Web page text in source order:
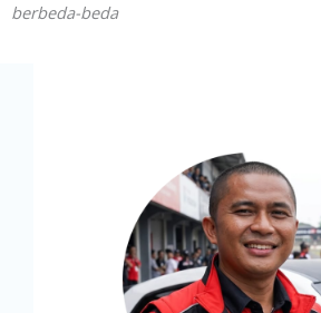
berbeda-beda